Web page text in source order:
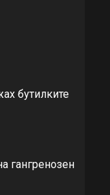
бутилките
гангренозен